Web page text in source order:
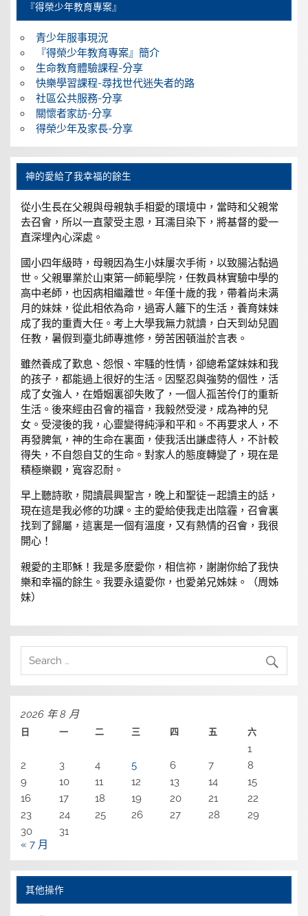
『得榮少年教育專案』
青少年服事現況
『得榮少年教育專案』簡介
生命教育體驗課程-分享
快樂學習課程-尋找世代迷失者的路
社區公共服務-分享
關懷者家訪-分享
得榮少年及家長-分享
神的愛給了我幸福的餘生
從小生長在父親與母親執手相愛的環境中，當時和父親常
去召會，所以一直蒙受主恩，耳濡目染下，將基督的愛一
直深埋內心深處。
國小四年級時，母親因為生小妹屢次手術，以致腸沾黏過
世。父親畢業於山東第一師範學院，任教員林實驗中學的
高中老師，也因病相繼離世。年僅十歲的我，帶着尚未满
月的妹妹，從此相依為命，過寄人籬下的生活，養育妹妹
成了我的重責大任。考上大學我無力就讀，白天到幼兒園
任教，暑假到臺北師專進修，勞苦困頓溢於言表。
雖然養成了歎息、怨恨、牢騷的性情，卻總希望妹妹和我
的孩子，都能過上很好的生活。因堅忍與強勢的個性，活
成了女強人，在婚姻裏卻失敗了，一個人孤苦伶仃的重新
生活。後來經由召會的福音，我毅然受浸，成為神的兒
女。受浸後的我，心靈變得純淨和平和。不再要求人，不
再發脾氣，神的生命在裏面，使我活出謙虛待人，不計較
得失，不自怨自艾的生命。對家人的態度轉變了，現在是
積極樂觀，寬容忍耐。
早上聽詩歌，閱讀晨興聖言，晚上和聖徒ㄧ起讀主的話，
現在這是我必修的功課。主的愛給使我走出陰霾，召會裏
找到了歸屬，這裏是一個有溫度，又有熱情的召會，我很
開心！
親愛的主耶穌！我是多麽愛你，相信祢，謝謝你給了我快
樂和幸福的餘生。我要永遠愛你，也愛弟兄姊妹。（周姊
妹）
2026 年 8 月
日 一 二 三 四 五 六
1
2
3 4 5 6 7
8
9
10 11 12 13 14
15
16
17 18 19 20 21
22
23
24 25 26 27 28
29
30
31
« 7 月
其他操作